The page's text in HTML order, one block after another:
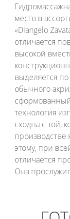
место в
«Diangelo
отличается
высокой
выделяется
обычного
сформованный
технология
сходна с той,
производстве
этому, при
отличается
Она